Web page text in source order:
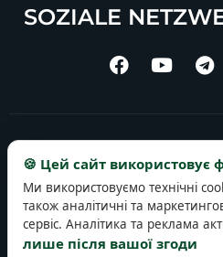
SOZIALE
🍪 Цей сайт використовує
Ми використовуємо технічні
також аналітичні та
сервіс. Аналітика та реклама
лише після вашої згоди